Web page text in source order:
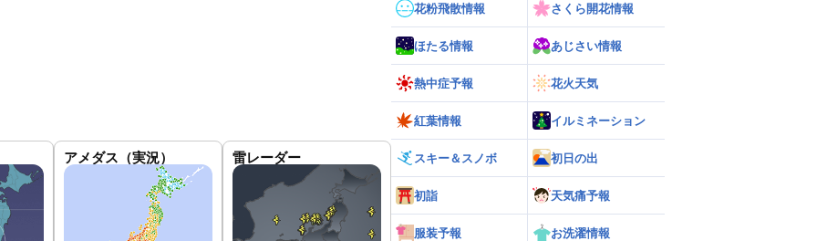
アメダス（実況） 雷レーダー
花粉飛散情報 さくら開花情報
ほたる情報 あじさい情報
熱中症予報 花火天気
紅葉情報 イルミネーション
スキー＆スノボ 初日の出
初詣 天気痛予報
服装予報 お洗濯情報